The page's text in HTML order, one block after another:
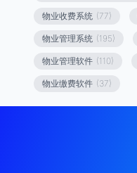
物业收费系统 (77)
物业管理系统 (195)
物业管理软件 (110)
物业缴费软件 (37)